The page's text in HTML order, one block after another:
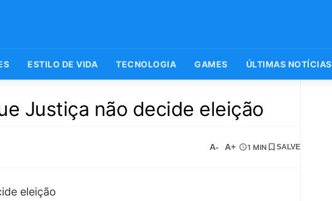
ESTILO DE VIDA TECNOLOGIA GAMES ÚLTIMAS NOTÍCIAS
Justiça não decide eleição
A- A+ 1 MIN SALVE